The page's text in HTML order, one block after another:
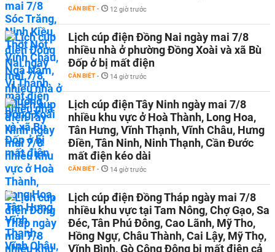
CẦN BIẾT - 12 giờ trước
Lịch cúp điện Đồng Nai ngày mai 7/8
nhiều nhà ở phường Đồng Xoài và xã Bù
Đốp ở bị mất điện
CẦN BIẾT - 14 giờ trước
Lịch cúp điện Tây Ninh ngày mai 7/8
nhiều khu vực ở Hoà Thành, Long Hoa,
Tân Hưng, Vĩnh Thạnh, Vĩnh Châu, Hưng
Điền, Tân Ninh, Ninh Thạnh, Cần Đước
mất điện kéo dài
CẦN BIẾT - 14 giờ trước
Lịch cúp điện Đồng Tháp ngày mai 7/8
nhiều khu vực tại Tam Nông, Chợ Gạo, Sa
Đéc, Tân Phú Đông, Cao Lãnh, Mỹ Tho,
Hồng Ngự, Châu Thành, Cai Lậy, Mỹ Thọ,
Vĩnh Bình, Gò Công Đông bị mất điện cả